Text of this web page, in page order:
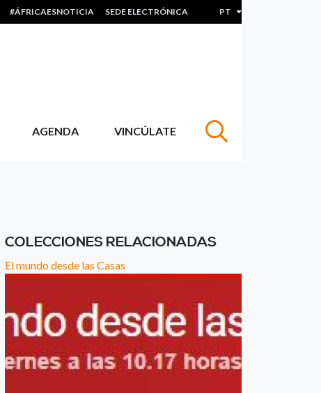
#ÁFRICAESNOTICIA SEDE ELECTRÓNICA PT Lista de ações
AGENDA VINCÚLATE
COLECCIONES RELACIONADAS
El mundo desde las Casas